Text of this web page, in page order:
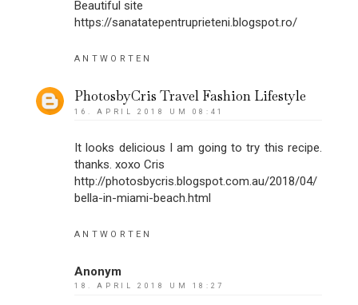
Beautiful site
https://sanatatepentruprieteni.blogspot.ro/
ANTWORTEN
PhotosbyCris Travel Fashion Lifestyle
16. APRIL 2018 UM 08:41
It looks delicious I am going to try this recipe.
thanks. xoxo Cris
http://photosbycris.blogspot.com.au/2018/04/
bella-in-miami-beach.html
ANTWORTEN
Anonym
18. APRIL 2018 UM 18:27